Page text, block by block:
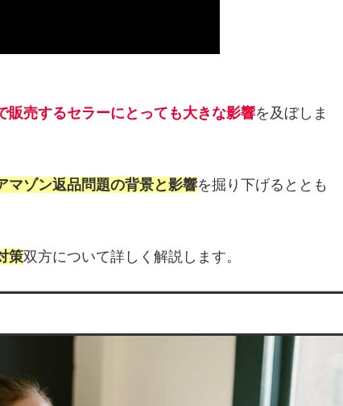
販売するセラーにとっても大きな影響を及ぼしま
マゾン返品問題の背景と影響を掘り下げるととも
策双方について詳しく解説します。